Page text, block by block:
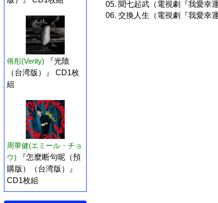
侑彤(Verity)
『光陰
（台湾版）』 CD1枚
組
周華健(エミール・チョ
ウ)
『怎麼断句呢（預
購版）（台湾版）』
CD1枚組
05. 聞七起武（電視劇『我愛幸
06. 交換人生（電視劇『我愛幸